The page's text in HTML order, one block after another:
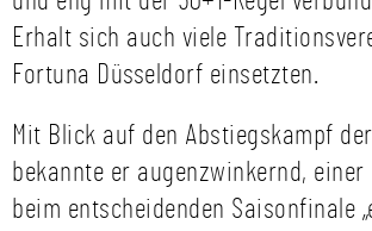
Erhalt sich auch viele
Fortuna Düsseldorf einsetzten.
Mit Blick auf den Abstiegskampf
bekannte er augenzwinkernd, einer
beim entscheidenden Saisonfinale